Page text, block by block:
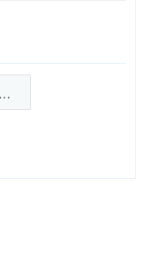
2026年维修冷却塔填料更换终极实…